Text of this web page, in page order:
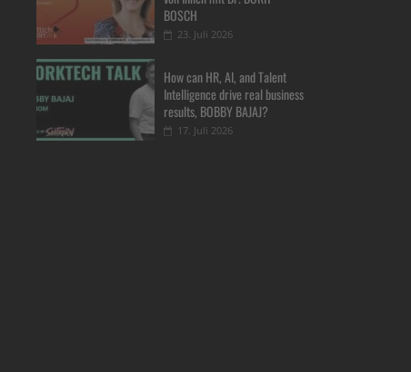
BOSCH
23. Juli 2026
How can HR, AI, and Talent
Intelligence drive real business
results, BOBBY BAJAJ?
17. Juli 2026